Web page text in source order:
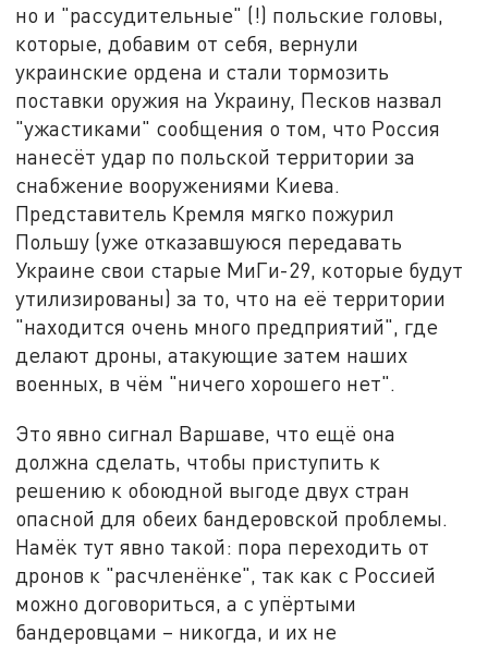
но и "рассудительные" (!) польские головы,
которые, добавим от себя, вернули
украинские ордена и стали тормозить
поставки оружия на Украину, Песков назвал
"ужастиками" сообщения о том, что Россия
нанесёт удар по польской территории за
снабжение вооружениями Киева.
Представитель Кремля мягко пожурил
Польшу (уже отказавшуюся передавать
Украине свои старые МиГи-29, которые будут
утилизированы) за то, что на её территории
"находится очень много предприятий", где
делают дроны, атакующие затем наших
военных, в чём "ничего хорошего нет".
Это явно сигнал Варшаве, что ещё она
должна сделать, чтобы приступить к
решению к обоюдной выгоде двух стран
опасной для обеих бандеровской проблемы.
Намёк тут явно такой: пора переходить от
дронов к "расчленёнке", так как с Россией
можно договориться, а с упёртыми
бандеровцами – никогда, и их не